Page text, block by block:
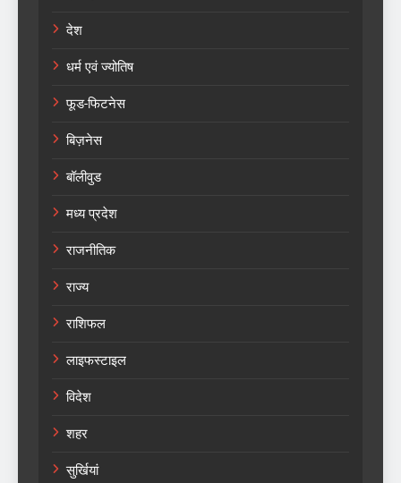
देश
धर्म एवं ज्योतिष
फूड-फिटनेस
बिज़नेस
बॉलीवुड
मध्य प्रदेश
राजनीतिक
राज्य
राशिफल
लाइफस्टाइल
विदेश
शहर
सुर्खियां